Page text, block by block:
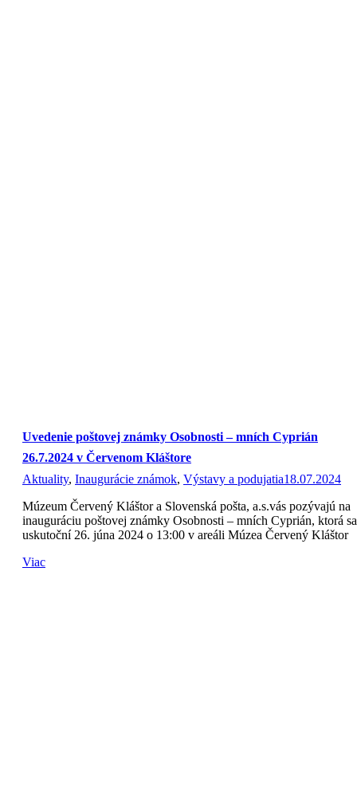
Uvedenie poštovej známky Osobnosti – mních Cyprián
26.7.2024 v Červenom Kláštore
Aktuality, Inaugurácie známok, Výstavy a podujatia18.07.2024
Múzeum Červený Kláštor a Slovenská pošta, a.s.vás pozývajú na
inauguráciu poštovej známky Osobnosti – mních Cyprián, ktorá sa
uskutoční 26. júna 2024 o 13:00 v areáli Múzea Červený Kláštor
Viac